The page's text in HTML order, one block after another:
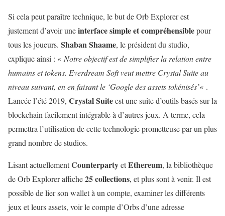
Si cela peut paraître technique, le but de Orb Explorer est
justement d’avoir uneinterface simple et compréhensiblepour
tous les joueurs. Shaban Shaame, le président du studio,
explique ainsi : « Notre objectif est de simplifier la relation entre
humains et tokens. Everdream Soft veut mettre Crystal Suite au
niveau suivant, en en faisant le ‘Google des assets tokénisés’« .
Lancée l’été 2019, Crystal Suiteest une suite d’outils basés sur la
blockchain facilement intégrable à d’autres jeux. A terme, cela
permettra l’utilisation de cette technologie prometteuse par un plus
grand nombre de studios.
Lisant actuellementCounterpartyetEthereum, la bibliothèque
de Orb Explorer affiche25 collections, et plus sont à venir. Il est
possible de lier son wallet à un compte, examiner les différents
jeux et leurs assets, voir le compte d’Orbs d’une adresse